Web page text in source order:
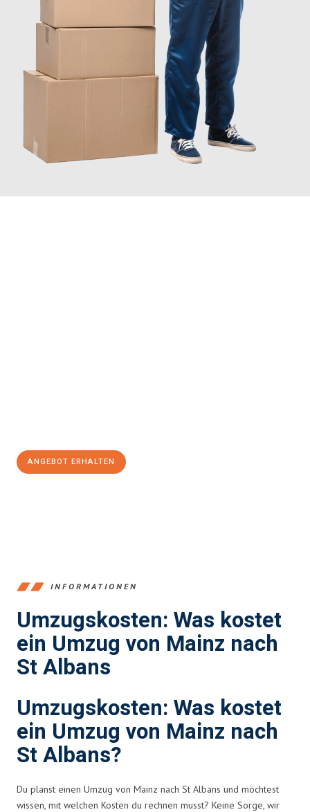
ANGEBOT ERHALTEN
INFORMATIONEN
Umzugskosten: Was kostet
ein Umzug von Mainz nach
St Albans
Umzugskosten: Was kostet
ein Umzug von Mainz nach
St Albans?
Du planst einen Umzug von Mainz nach St Albans und möchtest
wissen, mit welchen Kosten du rechnen musst? Keine Sorge, wir